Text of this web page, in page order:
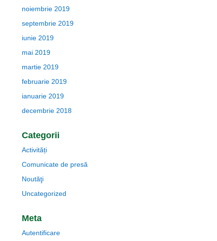
noiembrie 2019
septembrie 2019
iunie 2019
mai 2019
martie 2019
februarie 2019
ianuarie 2019
decembrie 2018
Categorii
Activități
Comunicate de presă
Noutăţi
Uncategorized
Meta
Autentificare